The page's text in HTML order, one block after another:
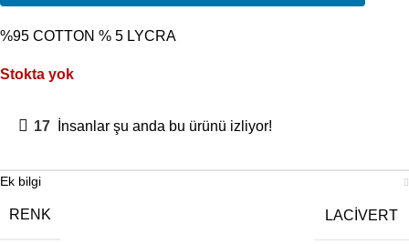
%95 COTTON % 5 LYCRA
Stokta yok
17 İnsanlar şu anda bu ürünü izliyor!
Ek bilgi
RENK LACİVERT